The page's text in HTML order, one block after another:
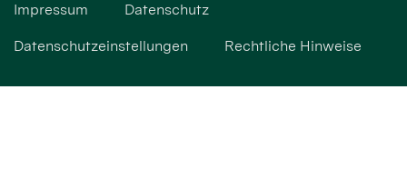
Impressum Datenschutz
Datenschutzeinstellungen Rechtliche Hinweise